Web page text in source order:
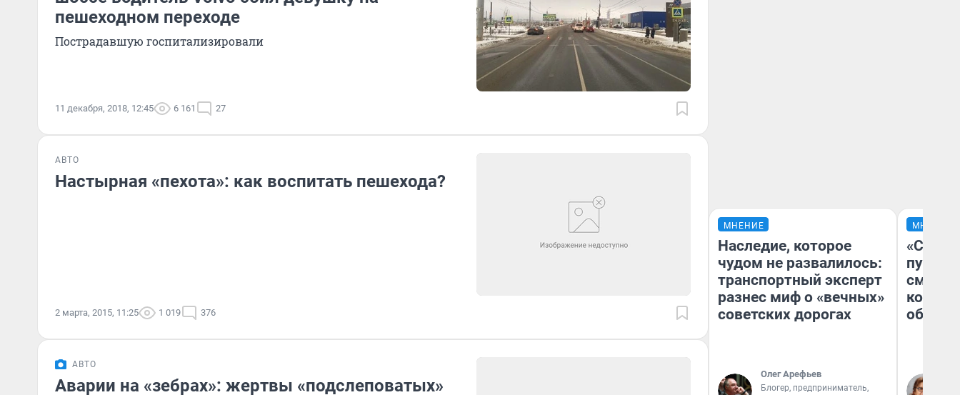
пешеходном переходе
Пострадавшую госпитализировали
11 декабря, 2018, 12:45 6 161 27
АВТО
Настырная «пехота»: как воспитать пешехода?
2 марта, 2015, 11:25 1 019 376
АВТО
Аварии на «зебрах»: жертвы «подслеповатых»
МНЕНИЕ
Наследие, которое
чудом не развалилось:
транспортный эксперт
разнес миф о «вечных»
советских дорогах
Олег Арефьев
Блогер, предприниматель,
МНЕНИЕ